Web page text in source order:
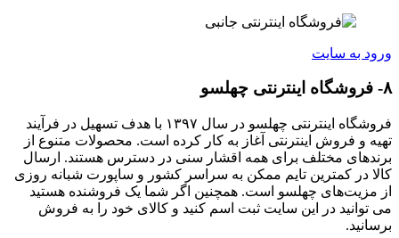
ورود به سایت
۸- فروشگاه اینترنتی چهلسو
فروشگاه اینترنتی چهلسو در سال ۱۳۹۷ با هدف تسهیل در فرآیند
تهیه و فروش اینترنتی آغاز به کار کرده است. محصولات متنوع از
برندهای مختلف برای همه اقشار سنی در دسترس هستند. ارسال
کالا در کمترین تایم ممکن به سراسر کشور و ساپورت شبانه روزی
از مزیت‌های چهلسو است. همچنین اگر شما یک فروشنده هستید
می توانید در این سایت ثبت اسم کنید و کالای خود را به فروش
برسانید.